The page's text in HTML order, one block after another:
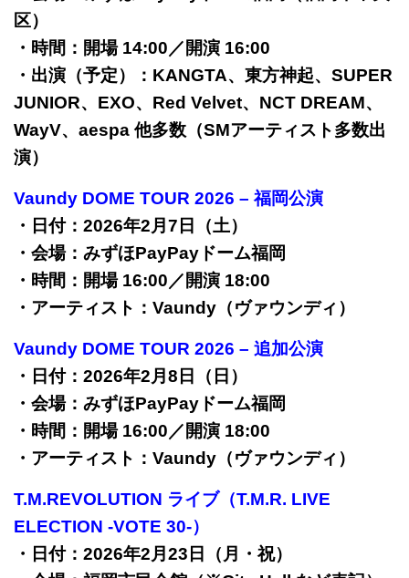
区）
・時間：開場 14:00／開演 16:00
・出演（予定）：KANGTA、東方神起、SUPER
JUNIOR、EXO、Red Velvet、NCT DREAM、
WayV、aespa 他多数（SMアーティスト多数出
演）
Vaundy DOME TOUR 2026 – 福岡公演
・日付：2026年2月7日（土）
・会場：みずほPayPayドーム福岡
・時間：開場 16:00／開演 18:00
・アーティスト：Vaundy（ヴァウンディ）
Vaundy DOME TOUR 2026 – 追加公演
・日付：2026年2月8日（日）
・会場：みずほPayPayドーム福岡
・時間：開場 16:00／開演 18:00
・アーティスト：Vaundy（ヴァウンディ）
T.M.REVOLUTION ライブ（T.M.R. LIVE
ELECTION -VOTE 30-）
・日付：2026年2月23日（月・祝）